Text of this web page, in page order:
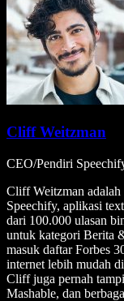
Cliff Weitzman
CEO/Pendiri
Cliff Weitzman
Speechify, aplikasi
dari 100.000 ulasan
untuk kategori Berita
masuk daftar Forbes
internet lebih mudah
Cliff juga pernah
Mashable, dan